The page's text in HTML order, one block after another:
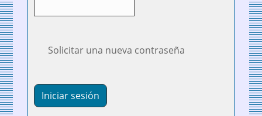
Solicitar una nueva contraseña